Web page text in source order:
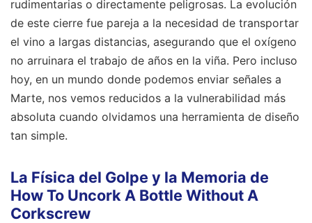
rudimentarias o directamente peligrosas. La evolución
de este cierre fue pareja a la necesidad de transportar
el vino a largas distancias, asegurando que el oxígeno
no arruinara el trabajo de años en la viña. Pero incluso
hoy, en un mundo donde podemos enviar señales a
Marte, nos vemos reducidos a la vulnerabilidad más
absoluta cuando olvidamos una herramienta de diseño
tan simple.
La Física del Golpe y la Memoria de
How To Uncork A Bottle Without A
Corkscrew